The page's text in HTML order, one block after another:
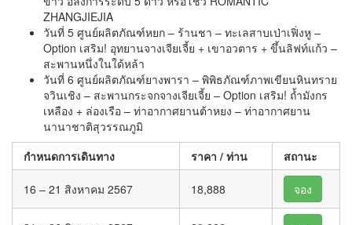
ZHANGJIEJIA
วันที่ 5 ศูนย์ผลิตภัณฑ์หยก – ร้านชา – ทะเลสาบเป่าเฟิ่งหู –
Option เสริม! อุทยานจางเจียเจี้ย + เขาอวตาร + ขึ้นลิฟท์แก้ว –
สะพานหนึ่งในใด้หล้า
วันที่ 6 ศูนย์ผลิตภัณฑ์ยางพารา – พิพิธภัณฑ์ภาพเขียนหินทราย
จวินเชิง – สะพานกระจกจางเจียเจี้ย – Option เสริม! ถ้ำมังกร
เหลือง + ล่องเรือ – ท่าอากาศยานต้าหยง – ท่าอากาศยาน
นานาชาติสุวรรณภูมิ
กำหนดการเดินทาง
ราคา / ท่าน สถานะ
16 – 21 สิงหาคม 2567 18,888 จอง